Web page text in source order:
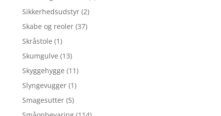
Sikkerhedsudstyr (2)
Skabe og reoler (37)
Skråstole (1)
Skumgulve (13)
Skyggehygge (11)
Slyngevugger (1)
Smagesutter (5)